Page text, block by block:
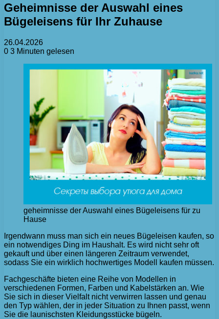
Geheimnisse der Auswahl eines
Bügeleisens für Ihr Zuhause
26.04.2026
0 3 Minuten gelesen
geheimnisse der Auswahl eines Bügeleisens für zu
Hause
Irgendwann muss man sich ein neues Bügeleisen kaufen, so
ein notwendiges Ding im Haushalt. Es wird nicht sehr oft
gekauft und über einen längeren Zeitraum verwendet,
sodass Sie ein wirklich hochwertiges Modell kaufen müssen.
Fachgeschäfte bieten eine Reihe von Modellen in
verschiedenen Formen, Farben und Kabelstärken an. Wie
Sie sich in dieser Vielfalt nicht verwirren lassen und genau
den Typ wählen, der in jeder Situation zu Ihnen passt, wenn
Sie die launischsten Kleidungsstücke bügeln.